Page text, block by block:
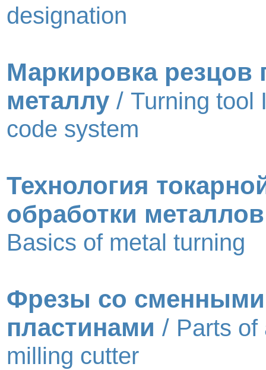
designation
Маркировка резцов
металлу / Turning tool
code system
Технология
обработки металлов
Basics of metal turning
Фрезы со сменными
пластинами / Parts of
milling cutter